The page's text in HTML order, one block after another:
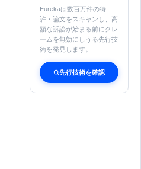
Eurekaは数百万件の特
許・論文をスキャンし、高
額な訴訟が始まる前にクレ
ームを無効にしうる先行技
術を発見します。
先行技術を確認